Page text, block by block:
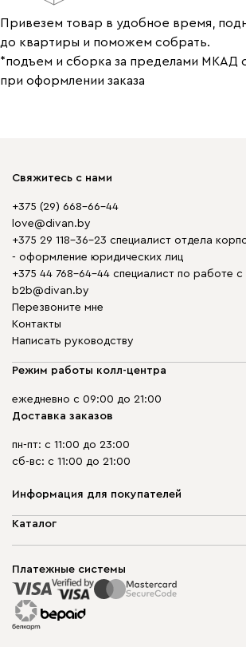
Привезем товар в удобное время,
до квартиры и поможем собрать.
*подъем и сборка за пределами МКАД
при оформлении заказа
Свяжитесь с нами
+375 (29) 668-66-44
love@divan.by
+375 29 118-36-23 специалист отдела
- оформление юридических лиц
+375 44 768-64-44 специалист по работе с
b2b@divan.by
Перезвоните мне
Контакты
Написать руководству
Режим работы колл-центра
ежедневно с 09:00 до 21:00
Доставка заказов
пн-пт: с 11:00 до 23:00
сб-вс: с 11:00 до 21:00
Информация для покупателей
О компании
Способы оплаты
Рассрочка и кредит
Гарантия
Карта сайта
Каталог
Корпусная мебель
Распродажа мебели
Платежные системы